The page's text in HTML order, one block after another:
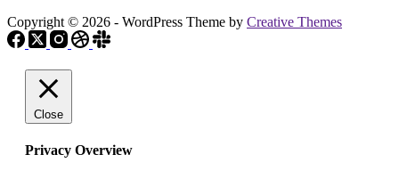
Copyright © 2026 - WordPress Theme by Creative Themes
Close
Privacy Overview